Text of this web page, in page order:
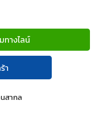
ทางไลน์
า
สากล